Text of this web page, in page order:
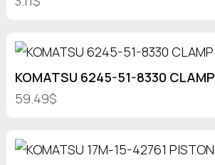
KOMATSU 6245-51-8330 CLAMP
59.49$